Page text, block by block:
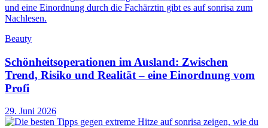
Beauty
Schönheitsoperationen im Ausland: Zwischen
Trend, Risiko und Realität – eine Einordnung vom
Profi
29. Juni 2026